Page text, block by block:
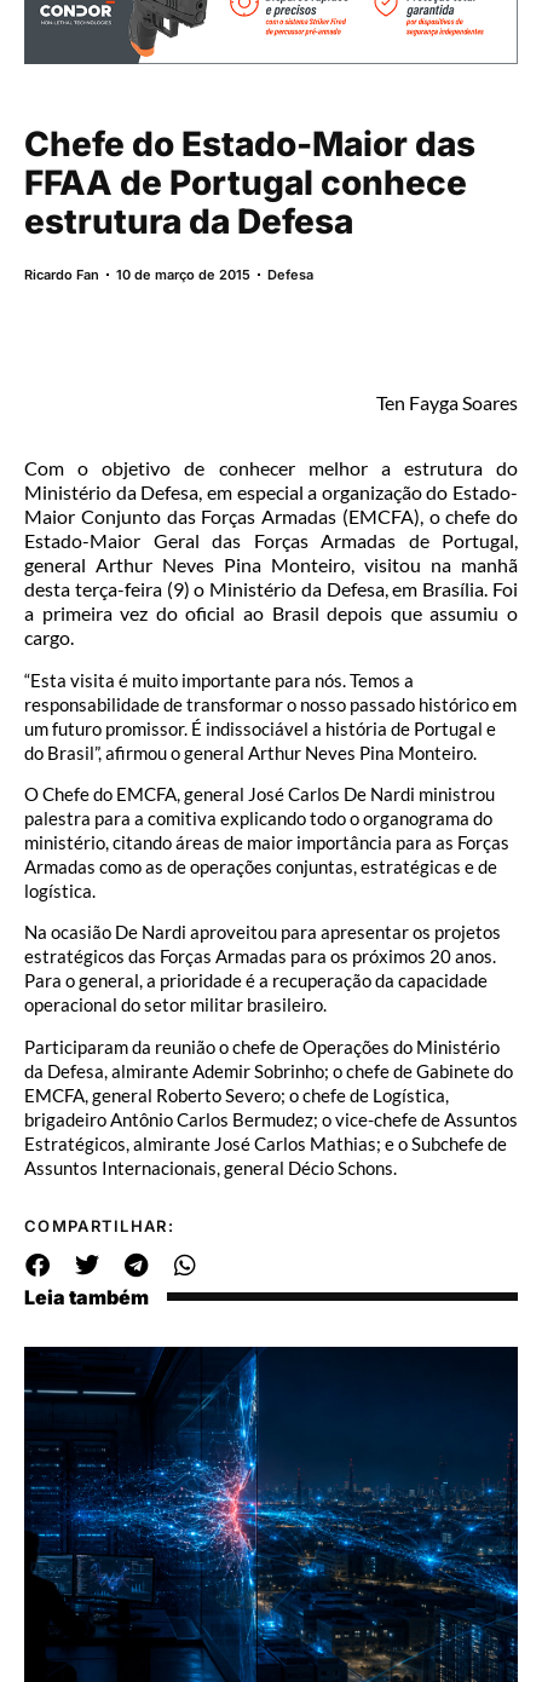
Chefe do Estado-Maior das
FFAA de Portugal conhece
estrutura da Defesa
Ricardo Fan 10 de março de 2015 Defesa
Ten Fayga Soares
Com o objetivo de conhecer melhor a estrutura do
Ministério da Defesa, em especial a organização do Estado-
Maior Conjunto das Forças Armadas (EMCFA), o chefe do
Estado-Maior Geral das Forças Armadas de Portugal,
general Arthur Neves Pina Monteiro, visitou na manhã
desta terça-feira (9) o Ministério da Defesa, em Brasília. Foi
a primeira vez do oficial ao Brasil depois que assumiu o
cargo.
“Esta visita é muito importante para nós. Temos a
responsabilidade de transformar o nosso passado histórico em
um futuro promissor. É indissociável a história de Portugal e
do Brasil”, afirmou o general Arthur Neves Pina Monteiro.
O Chefe do EMCFA, general José Carlos De Nardi ministrou
palestra para a comitiva explicando todo o organograma do
ministério, citando áreas de maior importância para as Forças
Armadas como as de operações conjuntas, estratégicas e de
logística.
Na ocasião De Nardi aproveitou para apresentar os projetos
estratégicos das Forças Armadas para os próximos 20 anos.
Para o general, a prioridade é a recuperação da capacidade
operacional do setor militar brasileiro.
Participaram da reunião o chefe de Operações do Ministério
da Defesa, almirante Ademir Sobrinho; o chefe de Gabinete do
EMCFA, general Roberto Severo; o chefe de Logística,
brigadeiro Antônio Carlos Bermudez; o vice-chefe de Assuntos
Estratégicos, almirante José Carlos Mathias; e o Subchefe de
Assuntos Internacionais, general Décio Schons.
COMPARTILHAR:
Leia também